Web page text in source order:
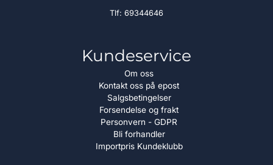
Tlf: 69344646
Kundeservice
Om oss
Kontakt oss på epost
Salgsbetingelser
Forsendelse og frakt
Personvern - GDPR
Bli forhandler
Importpris Kundeklubb